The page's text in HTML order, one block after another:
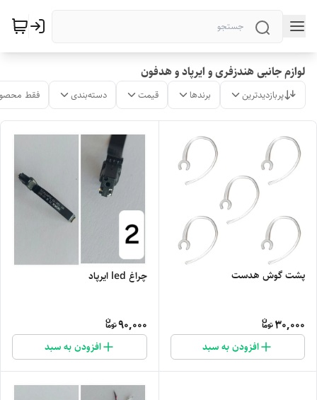
لوازم جانبی هندزفری و ایرپاد و هدفون
پربازدیدترین برندها قیمت دسته‌بندی فقط
پشت گوش هدست
30,000
افزودن به سبد
چراغ led ایرپاد
90,000
افزودن به سبد